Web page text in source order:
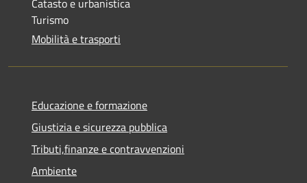
Catasto e urbanistica
Turismo
Mobilità e trasporti
Educazione e formazione
Giustizia e sicurezza pubblica
Tributi,finanze e contravvenzioni
Ambiente